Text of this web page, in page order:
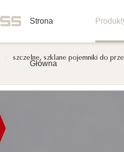
Strona
Główna
szczelne, szklane pojemniki do